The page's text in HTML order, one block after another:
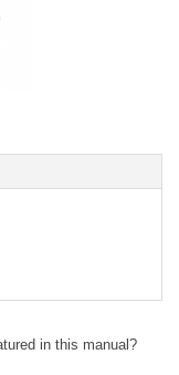
in this manual?